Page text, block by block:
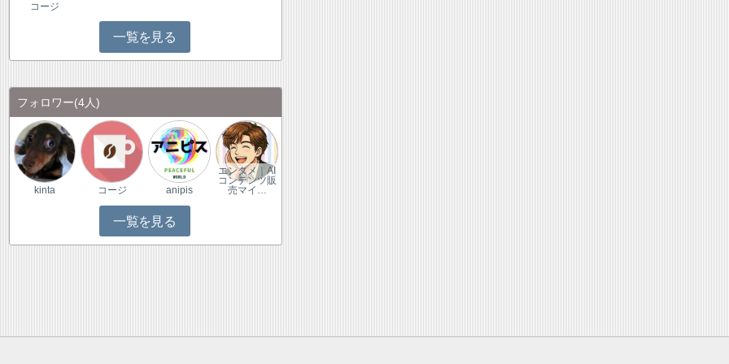
コージ
一覧を見る
フォロワー(4人)
kinta コージ anipis
エンタメ｜AI
コンテンツ販
売マイ…
一覧を見る